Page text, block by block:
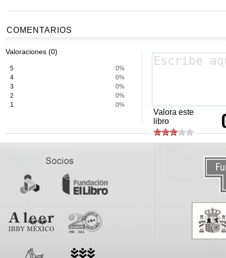
COMENTARIOS
Valoraciones (0)
5
0%
4
0%
3
0%
2
0%
1
0%
Valora este
libro